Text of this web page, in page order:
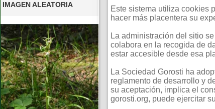
IMAGEN ALEATORIA
Este sistema utiliza cookies
hacer más placentera su
La administración del sitio
colabora en la recogida de
estar accesible desde esa
La Sociedad Gorosti ha
reglamento de desarrollo y
su aceptación, implica el
gorosti.org, puede ejercitar